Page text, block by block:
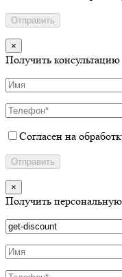
×
Получить консультацию
Согласен на
×
Получить